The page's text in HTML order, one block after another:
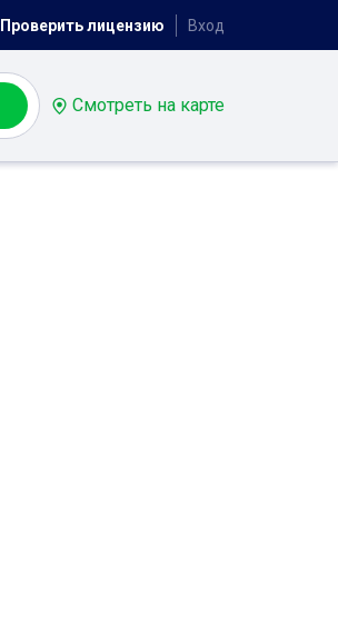
Проверить лицензию Вход
Смотреть на карте